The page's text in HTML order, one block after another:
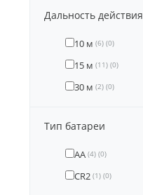
Дальность действия
10 м (6) (0)
15 м (11) (0)
30 м (2) (0)
Тип батареи
AA (4) (0)
CR2 (1) (0)